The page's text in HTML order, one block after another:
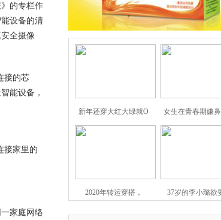
的专栏作
设备的清
全摄像
接的芯
能设备，
接家里的
家庭网络
新年还穿大红大绿就O 女生在青春期嫌
2020年转运穿搭， 37岁的李小璐欲